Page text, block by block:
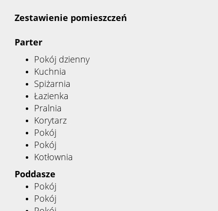
Zestawienie pomieszczeń
Parter
Pokój dzienny
Kuchnia
Spiżarnia
Łazienka
Pralnia
Korytarz
Pokój
Pokój
Kotłownia
Poddasze
Pokój
Pokój